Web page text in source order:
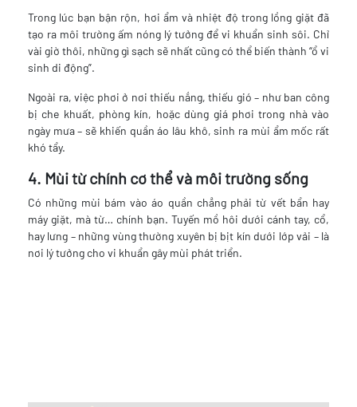
Trong lúc bạn bận rộn, hơi ẩm và nhiệt độ trong lồng giặt đã
tạo ra môi trường ấm nóng lý tưởng để vi khuẩn sinh sôi. Chỉ
vài giờ thôi, những gì sạch sẽ nhất cũng có thể biến thành “ổ vi
sinh di động”.
Ngoài ra, việc phơi ở nơi thiếu nắng, thiếu gió – như ban công
bị che khuất, phòng kín, hoặc dùng giá phơi trong nhà vào
ngày mưa – sẽ khiến quần áo lâu khô, sinh ra mùi ẩm mốc rất
khó tẩy.
4. Mùi từ chính cơ thể và môi trường sống
Có những mùi bám vào áo quần chẳng phải từ vết bẩn hay
máy giặt, mà từ… chính bạn. Tuyến mồ hôi dưới cánh tay, cổ,
hay lưng – những vùng thường xuyên bị bịt kín dưới lớp vải – là
nơi lý tưởng cho vi khuẩn gây mùi phát triển.